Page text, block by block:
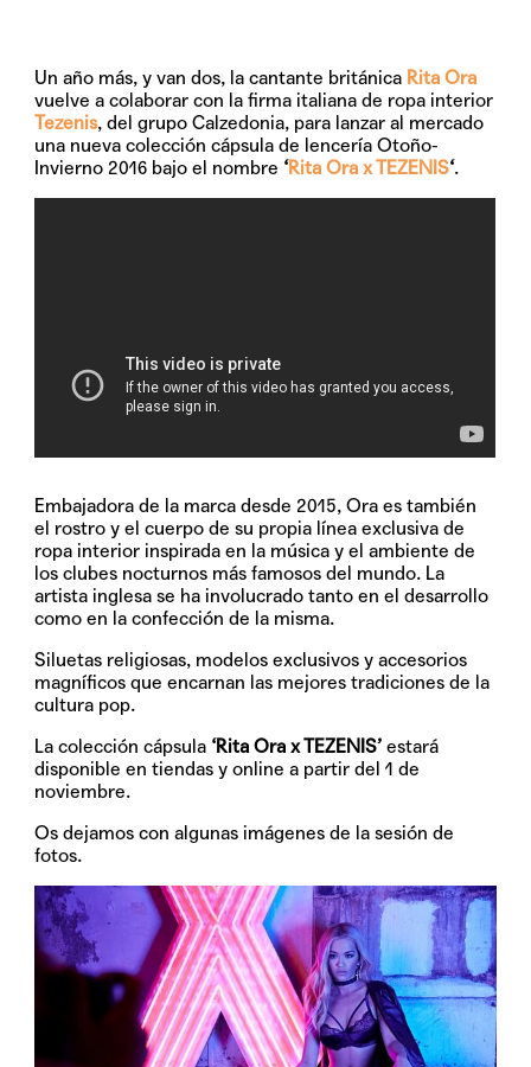
Un año más, y van dos, la cantante británica Rita Ora
vuelve a colaborar con la firma italiana de ropa interior
Tezenis, del grupo Calzedonia, para lanzar al mercado
una nuevacolección cápsula de lencería Otoño-
Invierno 2016 bajo el nombre ‘Rita Ora x TEZENIS‘.
Embajadora de la marca desde 2015, Ora es también
el rostro y el cuerpo de su propia línea exclusiva de
ropa interior inspirada en la música y el ambiente de
los clubes nocturnos más famosos del mundo. La
artista inglesa se ha involucrado tanto en el desarrollo
como en la confección de la misma.
Siluetas religiosas, modelos exclusivos y accesorios
magníficos que encarnan las mejores tradiciones de la
cultura pop.
La colección cápsula ‘Rita Ora x TEZENIS’ estará
disponible en tiendas y online a partir del1 de
noviembre.
Os dejamos con algunas imágenes de la sesión de
fotos.